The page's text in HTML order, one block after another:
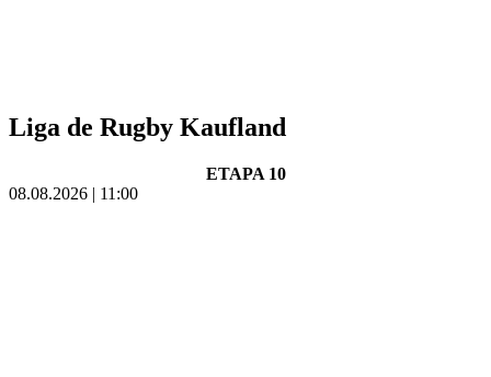
Liga de Rugby Kaufland
ETAPA 10
08.08.2026 | 11:00